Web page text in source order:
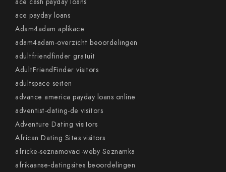
ace payday loans
Adam4adam aplikace
adam4adam-overzicht beoordelingen
adultfriendfinder gratuit
AdultFriendFinder visitors
adultspace seiten
advance america payday loans online
adventist-dating-de visitors
Adventure Dating visitors
African Dating Sites visitors
africke-seznamovaci-weby Seznamka
afrikaanse-datingsites beoordelingen